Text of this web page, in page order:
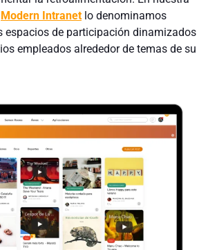
Modern Intranet lo denominamos
espacios de participación dinamizados
empleados alrededor de temas de su